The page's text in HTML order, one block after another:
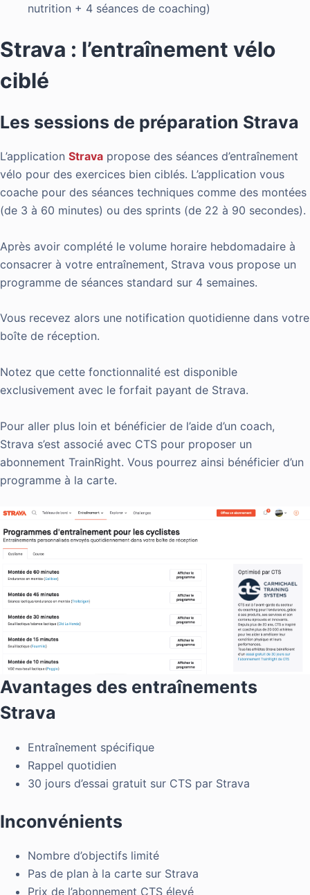
nutrition + 4 séances de coaching)
Strava : l’entraînement vélo
ciblé
Les sessions de préparation Strava
L’application Strava propose des séances d’entraînement
vélo pour des exercices bien ciblés. L’application vous
coache pour des séances techniques comme des montées
(de 3 à 60 minutes) ou des sprints (de 22 à 90 secondes).
Après avoir complété le volume horaire hebdomadaire à
consacrer à votre entraînement, Strava vous propose un
programme de séances standard sur 4 semaines.
Vous recevez alors une notification quotidienne dans votre
boîte de réception.
Notez que cette fonctionnalité est disponible
exclusivement avec le forfait payant de Strava.
Pour aller plus loin et bénéficier de l’aide d’un coach,
Strava s’est associé avec CTS pour proposer un
abonnement TrainRight. Vous pourrez ainsi bénéficier d’un
programme à la carte.
Avantages des entraînements
Strava
Entraînement spécifique
Rappel quotidien
30 jours d’essai gratuit sur CTS par Strava
Inconvénients
Nombre d’objectifs limité
Pas de plan à la carte sur Strava
Prix de l’abonnement CTS élevé